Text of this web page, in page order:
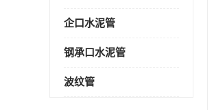
企口水泥管
钢承口水泥管
波纹管